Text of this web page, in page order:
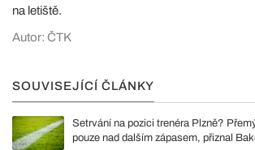
na letiště.
Autor: ČTK
SOUVISEJÍCÍ ČLÁNKY
Setrvání na pozici trenéra Plzně?
pouze nad dalším zápasem, přiznal